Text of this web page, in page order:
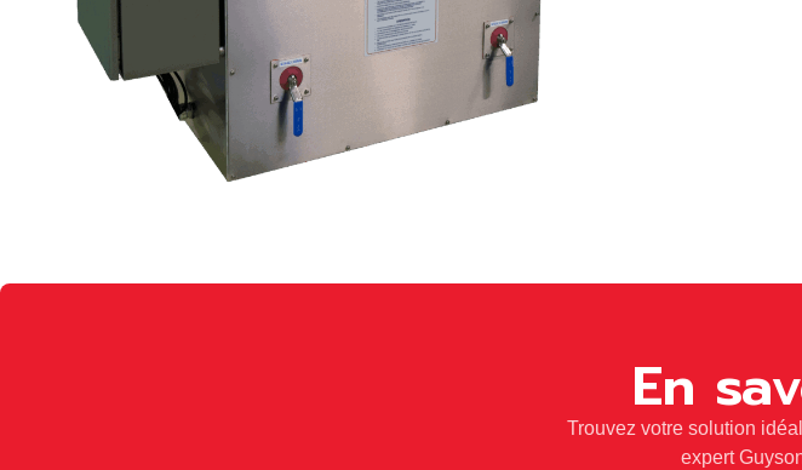
En
Trouvez votre solution
expert